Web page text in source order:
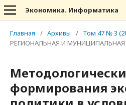
Экономика. Информатика
Главная / Архивы / Том 47 № 3
РЕГИОНАЛЬНАЯ И
формирования